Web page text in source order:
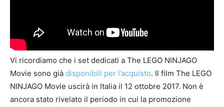
Vi ricordiamo che i set dedicati a The LEGO NINJAGO
Movie sono già disponibili per l’acquisto. Il film The LEGO
NINJAGO Movie uscirà in Italia il 12 ottobre 2017. Non è
ancora stato rivelato il periodo in cui la promozione